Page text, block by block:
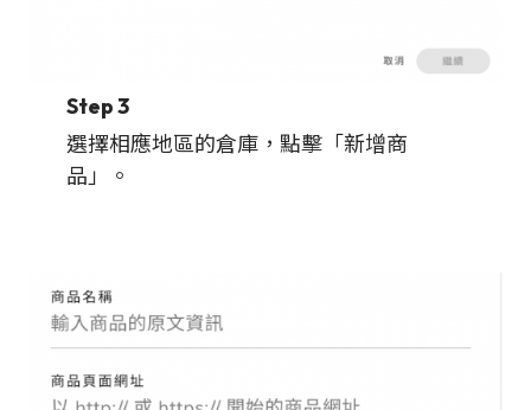
Step 3
選擇相應地區的倉庫，點擊「新增商
品」。